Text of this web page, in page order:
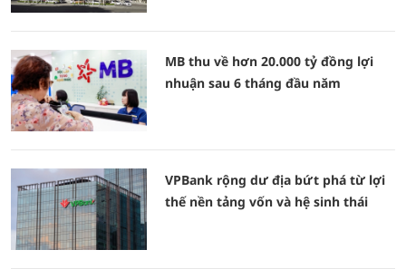
MB thu về hơn 20.000 tỷ đồng lợi
nhuận sau 6 tháng đầu năm
VPBank rộng dư địa bứt phá từ lợi
thế nền tảng vốn và hệ sinh thái